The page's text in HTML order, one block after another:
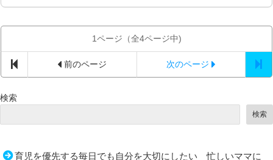
1ページ（全4ページ中)
前のページ 次のページ
検索
検索
育児を優先する毎日でも自分を大切にしたい 忙しいママに